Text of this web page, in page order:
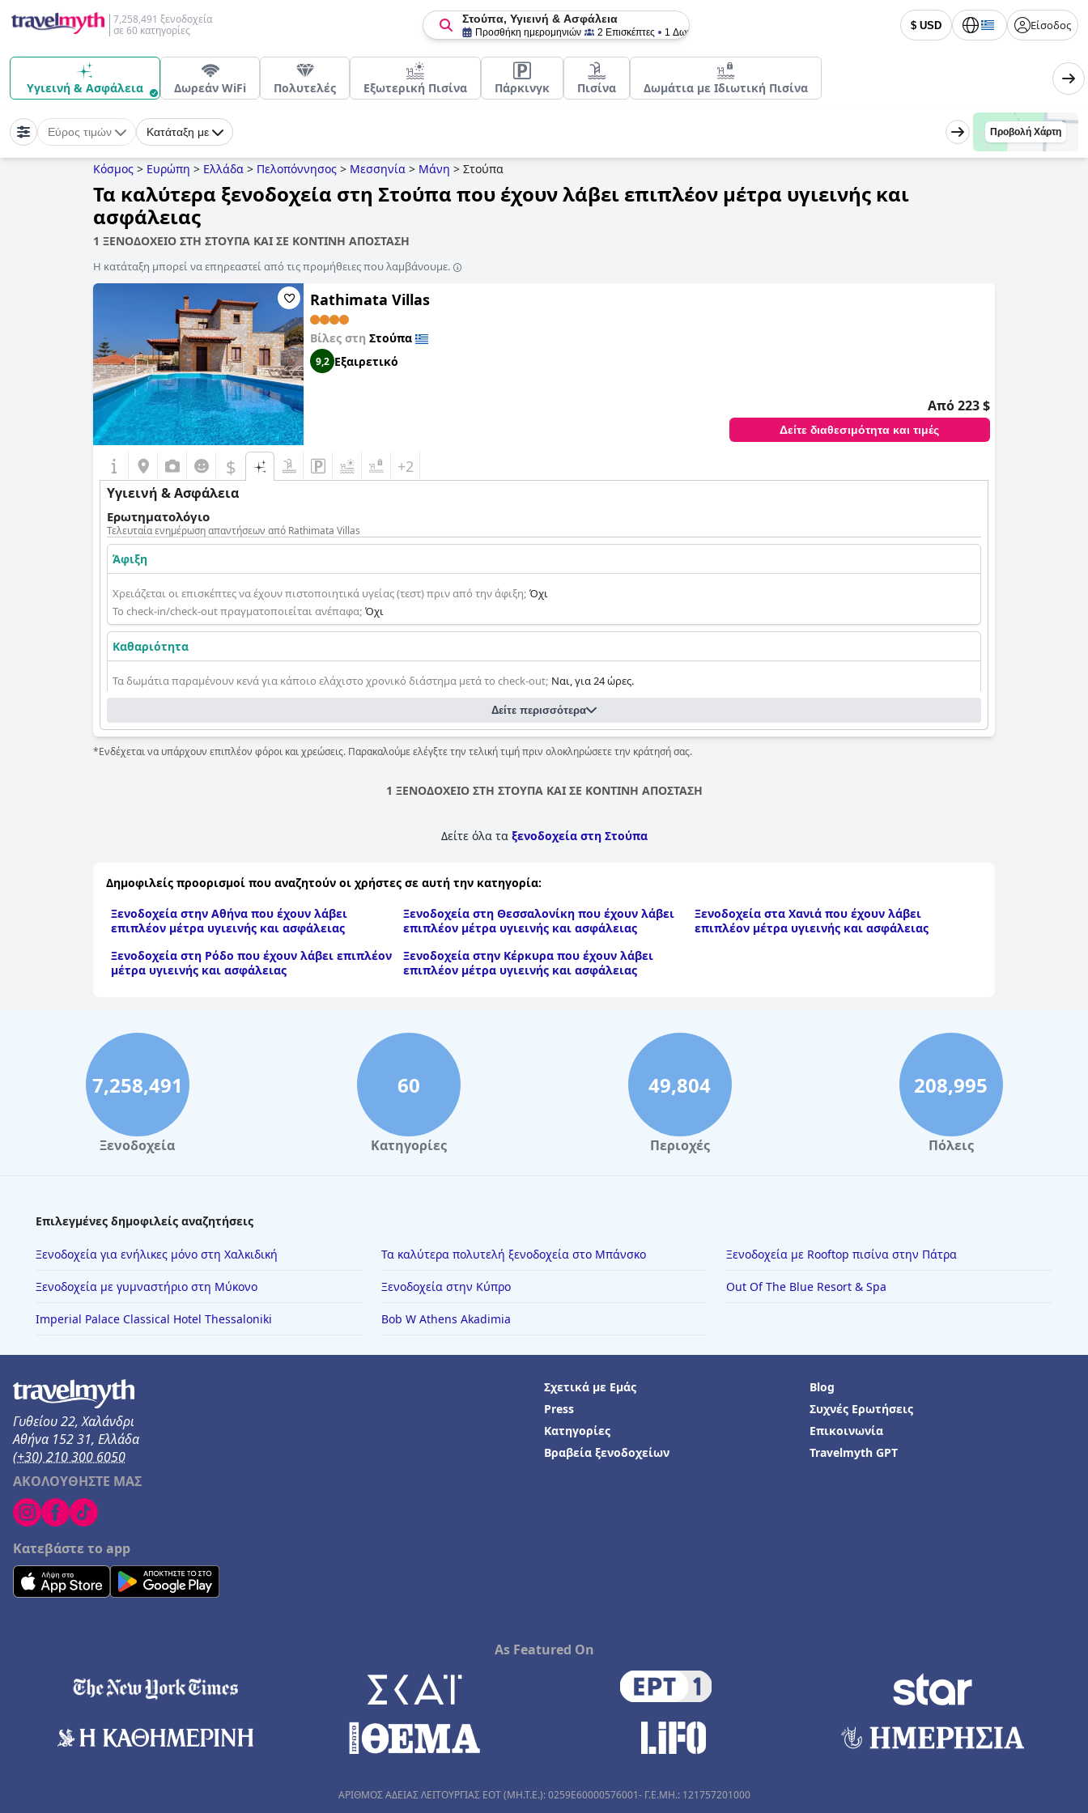
7,258,491 ξενοδοχεία
σε 60 κατηγορίες
$ USD Είσοδος
Στούπα, Υγιεινή & Ασφάλεια
Προσθήκη ημερομηνιών 2 Επισκέπτες 1 Δωμάτιο
Υγιεινή & Ασφάλεια Δωρεάν WiFi Πολυτελές Εξωτερική Πισίνα Πάρκινγκ Πισίνα Δωμάτια με Ιδιωτική Πισίνα
Εύρος τιμών Κατάταξη με Προβολή Χάρτη
Κόσμος > Ευρώπη > Ελλάδα > Πελοπόννησος > Μεσσηνία > Μάνη > Στούπα
Τα καλύτερα ξενοδοχεία στη Στούπα που έχουν λάβει επιπλέον μέτρα υγιεινής και
ασφάλειας
1 ΞΕΝΟΔΟΧΕΙΟ ΣΤΗ ΣΤΟΥΠΑ ΚΑΙ ΣΕ ΚΟΝΤΙΝΗ ΑΠΟΣΤΑΣΗ
Η κατάταξη μπορεί να επηρεαστεί από τις προμήθειες που λαμβάνουμε.
Rathimata Villas
Βίλες στη Στούπα
9,2 Εξαιρετικό
Από 223 $
Δείτε διαθεσιμότητα και τιμές
$ +2
Υγιεινή & Ασφάλεια
Ερωτηματολόγιο
Τελευταία ενημέρωση απαντήσεων από Rathimata Villas
Άφιξη
Χρειάζεται οι επισκέπτες να έχουν πιστοποιητικά υγείας (τεστ) πριν από την άφιξη; Όχι
Το check-in/check-out πραγματοποιείται ανέπαφα; Όχι
Καθαριότητα
Τα δωμάτια παραμένουν κενά για κάποιο ελάχιστο χρονικό διάστημα μετά το check-out; Ναι, για 24 ώρες.
Δείτε περισσότερα
*Ενδέχεται να υπάρχουν επιπλέον φόροι και χρεώσεις. Παρακαλούμε ελέγξτε την τελική τιμή πριν ολοκληρώσετε την κράτησή σας.
1 ΞΕΝΟΔΟΧΕΙΟ ΣΤΗ ΣΤΟΥΠΑ ΚΑΙ ΣΕ ΚΟΝΤΙΝΗ ΑΠΟΣΤΑΣΗ
Δείτε όλα τα ξενοδοχεία στη Στούπα
Δημοφιλείς προορισμοί που αναζητούν οι χρήστες σε αυτή την κατηγορία:
Ξενοδοχεία στην Αθήνα που έχουν λάβει
επιπλέον μέτρα υγιεινής και ασφάλειας
Ξενοδοχεία στη Θεσσαλονίκη που έχουν λάβει
επιπλέον μέτρα υγιεινής και ασφάλειας
Ξενοδοχεία στα Χανιά που έχουν λάβει
επιπλέον μέτρα υγιεινής και ασφάλειας
Ξενοδοχεία στη Ρόδο που έχουν λάβει επιπλέον
μέτρα υγιεινής και ασφάλειας
Ξενοδοχεία στην Κέρκυρα που έχουν λάβει
επιπλέον μέτρα υγιεινής και ασφάλειας
7,258,491
Ξενοδοχεία
60
Κατηγορίες
49,804
Περιοχές
208,995
Πόλεις
Επιλεγμένες δημοφιλείς αναζητήσεις
Ξενοδοχεία για ενήλικες μόνο στη Χαλκιδική Τα καλύτερα πολυτελή ξενοδοχεία στο Μπάνσκο Ξενοδοχεία με Rooftop πισίνα στην Πάτρα
Ξενοδοχεία με γυμναστήριο στη Μύκονο Ξενοδοχεία στην Κύπρο Out Of The Blue Resort & Spa
Imperial Palace Classical Hotel Thessaloniki Bob W Athens Akadimia
Γυθείου 22, Χαλάνδρι
Αθήνα 152 31, Ελλάδα
(+30) 210 300 6050
ΑΚΟΛΟΥΘΗΣΤΕ ΜΑΣ
Κατεβάστε το app
Σχετικά με Εμάς
Press
Κατηγορίες
Βραβεία ξενοδοχείων
Blog
Συχνές Ερωτήσεις
Επικοινωνία
Travelmyth GPT
As Featured On
ΑΡΙΘΜΟΣ ΑΔΕΙΑΣ ΛΕΙΤΟΥΡΓΙΑΣ ΕΟΤ (MH.T.E.): 0259Ε60000576001- Γ.Ε.ΜΗ.: 121757201000